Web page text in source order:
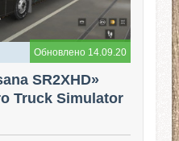
Обновлено 14.09.20
SR2XHD»
Truck Simulator